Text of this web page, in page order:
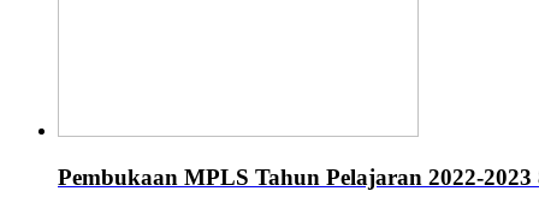
Pembukaan MPLS Tahun Pelajaran 2022-2023